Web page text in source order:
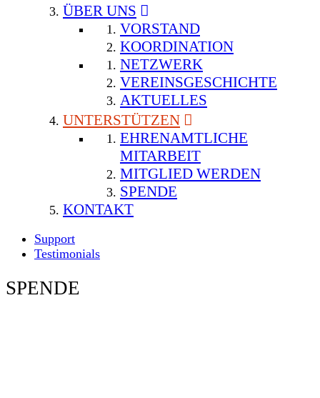
ÜBER UNS
VORSTAND
KOORDINATION
NETZWERK
VEREINSGESCHICHTE
AKTUELLES
UNTERSTÜTZEN
EHRENAMTLICHE
MITARBEIT
MITGLIED WERDEN
SPENDE
KONTAKT
Support
Testimonials
SPENDE